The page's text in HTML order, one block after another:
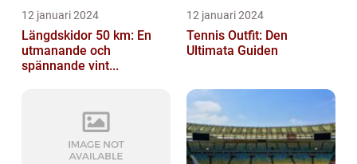
12 januari 2024
Längdskidor 50 km: En
utmanande och
spännande vint...
12 januari 2024
Tennis Outfit: Den
Ultimata Guiden